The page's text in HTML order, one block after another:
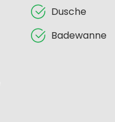
Dusche
Badewanne